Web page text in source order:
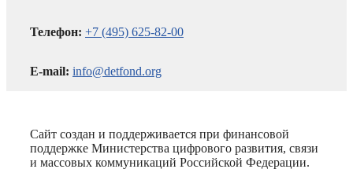
Телефон: +7 (495) 625-82-00
E-mail: info@detfond.org
Сайт создан и поддерживается при финансовой
поддержке Министерства цифрового развития, связи
и массовых коммуникаций Российской Федерации.